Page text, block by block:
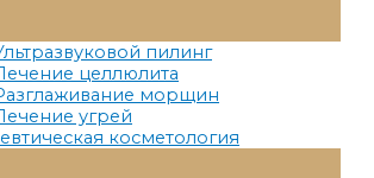
Меню
пилинг
целлюлита
морщин
угрей
косметология